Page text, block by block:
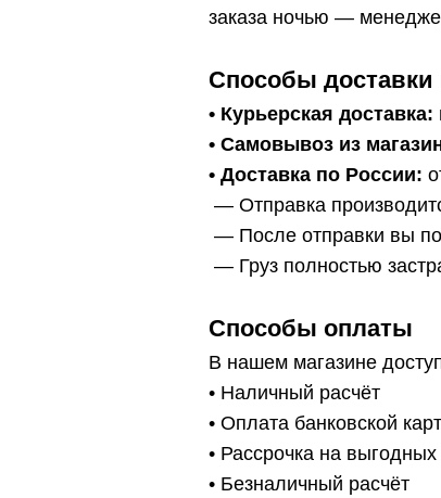
заказа ночью —
Способы доставки
• Курьерская доставка:
• Самовывоз из
• Доставка по России:
— Отправка
— После отправки вы
— Груз полностью
Способы оплаты
В нашем магазине
• Наличный расчёт
• Оплата банковской
• Рассрочка на
• Безналичный расчёт